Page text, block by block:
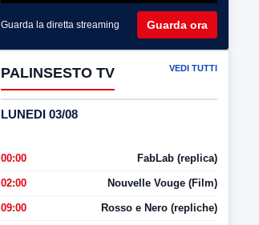
Guarda la diretta streaming Guarda ora
PALINSESTO TV VEDI TUTTI
LUNEDI 03/08
00:00 FabLab (replica)
02:00 Nouvelle Vouge (Film)
09:00 Rosso e Nero (repliche)